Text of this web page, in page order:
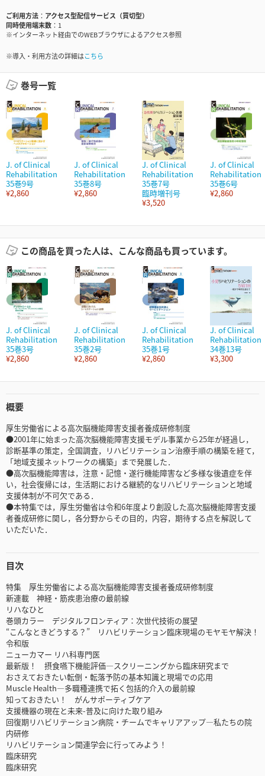
ご利用方法
アクセス型配信サービス（買切型）
同時使用端末数
1
※インターネット経由でのWEBブラウザによるアクセス参照
※導入・利用方法の詳細はこちら
巻号一覧
J. of Clinical
Rehabilitation
35巻9号
¥2,860
J. of Clinical
Rehabilitation
35巻8号
¥2,860
J. of Clinical
Rehabilitation
35巻7号
臨時増刊号
¥3,520
J. of Clinical
Rehabilitation
35巻6号
¥2,860
この商品を買った人は、こんな商品も買っています。
J. of Clinical
Rehabilitation
35巻3号
¥2,860
J. of Clinical
Rehabilitation
35巻2号
¥2,860
J. of Clinical
Rehabilitation
35巻1号
¥2,860
J. of Clinical
Rehabilitation
34巻13号
¥3,300
概要
厚生労働省による高次脳機能障害支援者養成研修制度
●2001年に始まった高次脳機能障害支援モデル事業から25年が経過し，
診断基準の策定，全国調査，リハビリテーション治療手順の構築を経て，
「地域支援ネットワークの構築」まで発展した．
●高次脳機能障害は，注意・記憶・遂行機能障害など多様な後遺症を伴
い，社会復帰には，生活期における継続的なリハビリテーションと地域
支援体制が不可欠である．
●本特集では，厚生労働省は令和6年度より創設した高次脳機能障害支援
者養成研修に関し，各分野からその目的，内容，期待する点を解説して
いただいた．
目次
特集 厚生労働省による高次脳機能障害支援者養成研修制度
新連載 神経・筋疾患治療の最前線
リハなひと
巻頭カラー デジタルフロンティア：次世代技術の展望
“こんなときどうする？” リハビリテーション臨床現場のモヤモヤ解決！
令和版
ニューカマー リハ科専門医
最新版！ 摂食嚥下機能評価―スクリーニングから臨床研究まで
おさえておきたい転倒・転落予防の基本知識と現場での応用
Muscle Health―多職種連携で拓く包括的介入の最前線
知っておきたい！ がんサポーティブケア
支援機器の現在と未来-普及に向けた取り組み
回復期リハビリテーション病院・チームでキャリアアップ―私たちの院
内研修
リハビリテーション関連学会に行ってみよう！
臨床研究
臨床研究